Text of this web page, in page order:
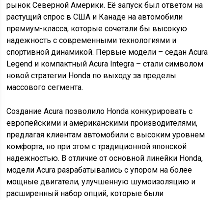
рынок Северной Америки. Её запуск был ответом на
растущий спрос в США и Канаде на автомобили
премиум-класса, которые сочетали бы высокую
надежность с современными технологиями и
спортивной динамикой. Первые модели – седан Acura
Legend и компактный Acura Integra – стали символом
новой стратегии Honda по выходу за пределы
массового сегмента.
Создание Acura позволило Honda конкурировать с
европейскими и американскими производителями,
предлагая клиентам автомобили с высоким уровнем
комфорта, но при этом с традиционной японской
надежностью. В отличие от основной линейки Honda,
модели Acura разрабатывались с упором на более
мощные двигатели, улучшенную шумоизоляцию и
расширенный набор опций, которые были